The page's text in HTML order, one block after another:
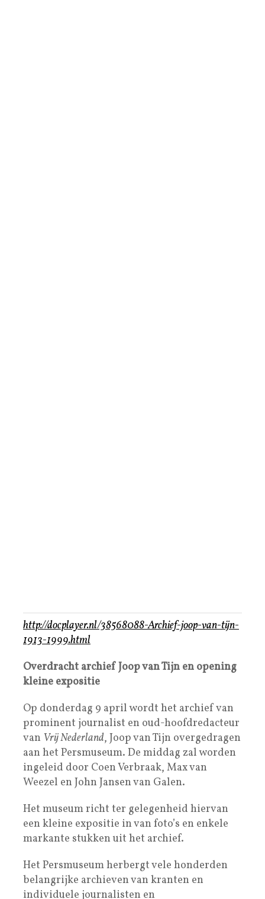
http://docplayer.nl/38568088-Archief-joop-van-tijn-
1913-1999.html
Overdracht archief Joop van Tijn en opening
kleine expositie
Op donderdag 9 april wordt het archief van
prominent journalist en oud-hoofdredacteur
van Vrij Nederland, Joop van Tijn overgedragen
aan het Persmuseum. De middag zal worden
ingeleid door Coen Verbraak, Max van
Weezel en John Jansen van Galen.
Het museum richt ter gelegenheid hiervan
een kleine expositie in van foto’s en enkele
markante stukken uit het archief.
Het Persmuseum herbergt vele honderden
belangrijke archieven van kranten en
individuele journalisten en